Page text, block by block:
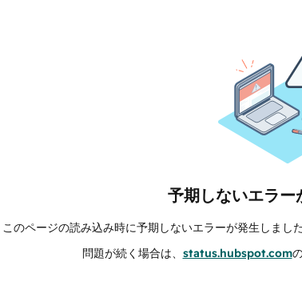
予期しないエラー
このページの読み込み時に予期しないエラーが発生しまし
問題が続く場合は、 status.hubspot.com